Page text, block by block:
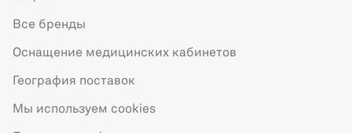
Все бренды
Оснащение медицинских кабинетов
География поставок
Мы используем cookies